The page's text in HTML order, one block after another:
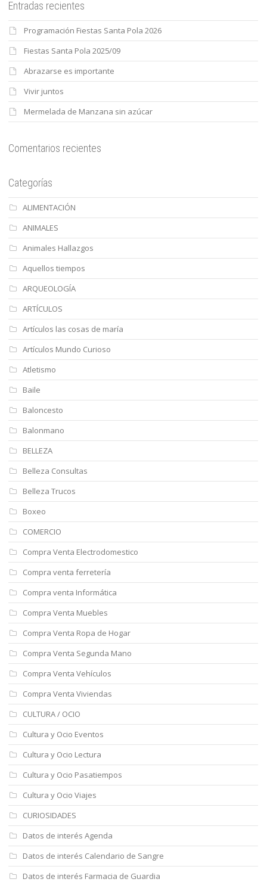
Entradas recientes
Programación Fiestas Santa Pola 2026
Fiestas Santa Pola 2025/09
Abrazarse es importante
Vivir juntos
Mermelada de Manzana sin azúcar
Comentarios recientes
Categorías
ALIMENTACIÓN
ANIMALES
Animales Hallazgos
Aquellos tiempos
ARQUEOLOGÍA
ARTÍCULOS
Artículos las cosas de maría
Artículos Mundo Curioso
Atletismo
Baile
Baloncesto
Balonmano
BELLEZA
Belleza Consultas
Belleza Trucos
Boxeo
COMERCIO
Compra Venta Electrodomestico
Compra venta ferretería
Compra venta Informática
Compra Venta Muebles
Compra Venta Ropa de Hogar
Compra Venta Segunda Mano
Compra Venta Vehículos
Compra Venta Viviendas
CULTURA / OCIO
Cultura y Ocio Eventos
Cultura y Ocio Lectura
Cultura y Ocio Pasatiempos
Cultura y Ocio Viajes
CURIOSIDADES
Datos de interés Agenda
Datos de interés Calendario de Sangre
Datos de interés Farmacia de Guardia